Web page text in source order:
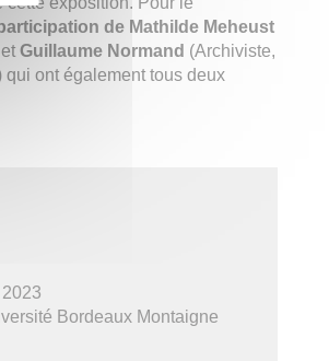
de Mathilde Meheust
Guillaume Normand (Archiviste,
ont également tous deux
Bordeaux Montaigne